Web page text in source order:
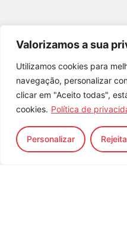
Valorizamos a sua
Utilizamos cookies para
navegação, personalizar
clicar em "Aceito todas",
cookies. Política de
Personalizar
Info Legal
Em caso de litigio e ao abrigo
de Lisboa, Rua dos
1100 – 207 Lisboa, mais